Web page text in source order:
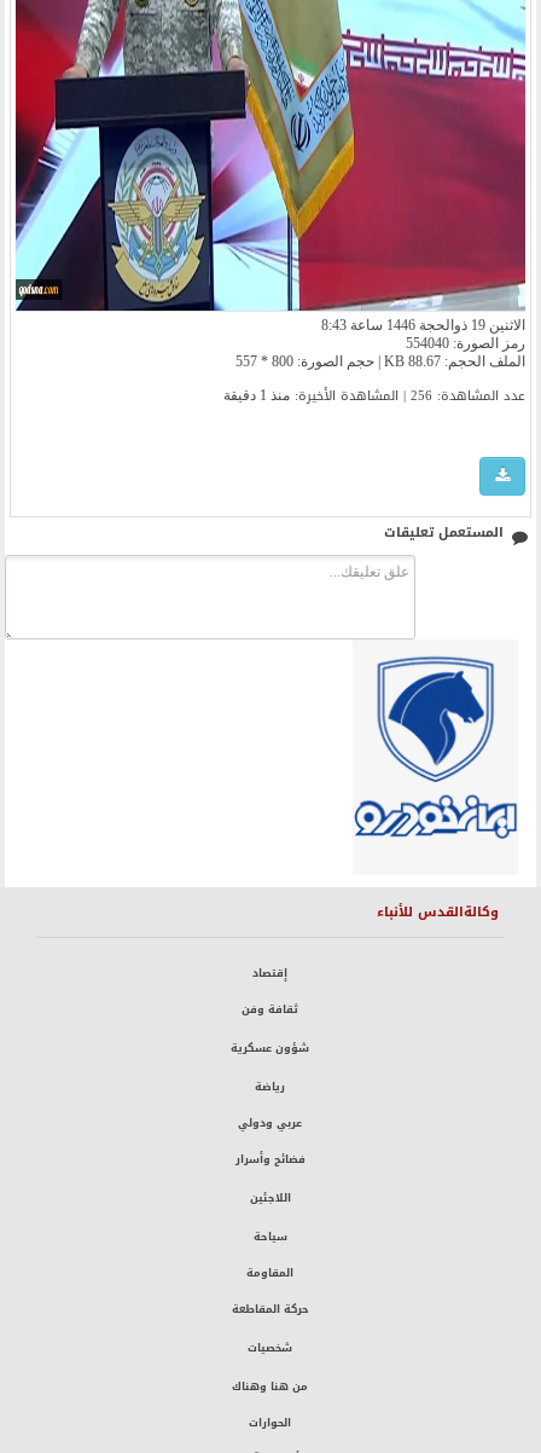
الاثنين 19 ذوالحجة 1446 ساعة 8:43
رمز الصورة: 554040
الملف الحجم: 88.67 KB | حجم الصورة: 800 * 557
عدد المشاهدة: 256 | المشاهدة الأخیرة: منذ 1 دقيقة
المستعمل تعليقات
وكالةالقدس للأنباء
إقتصاد
ثقافة وفن
شؤون عسكرية
رياضة
عربي ودولي
فضائح وأسرار
اللاجئين
سياحة
المقاومة
حركة المقاطعة
شخصيات
من هنا وهناك
الحوارات